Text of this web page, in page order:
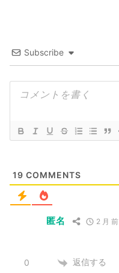
Subscribe
19 COMMENTS
匿名 2 月 前
0 返信する